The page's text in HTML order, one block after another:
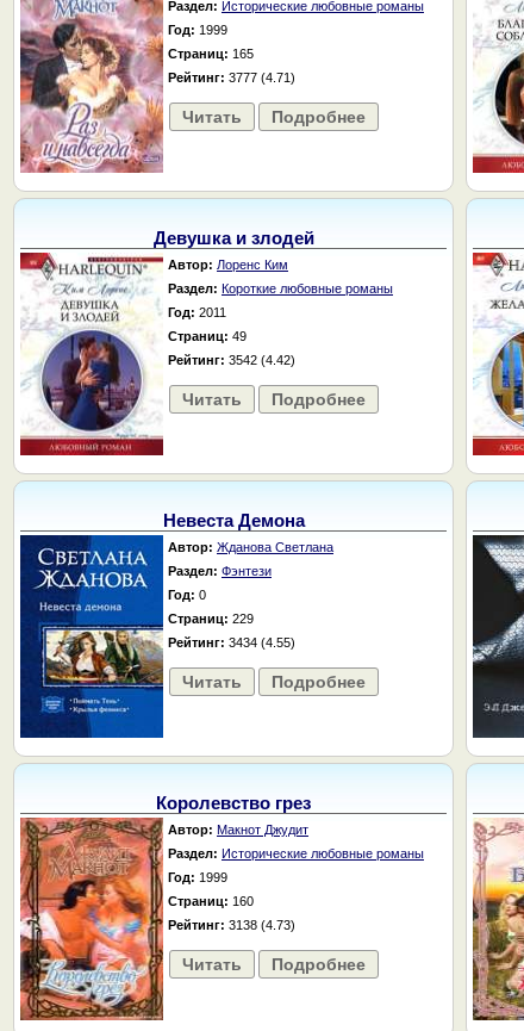
Раздел: Исторические любовные романы
Год: 1999
Страниц: 165
Рейтинг: 3777 (4.71)
Читать Подробнее
Девушка и злодей
Автор: Лоренс Ким
Раздел: Короткие любовные романы
Год: 2011
Страниц: 49
Рейтинг: 3542 (4.42)
Читать Подробнее
Невеста Демона
Автор: Жданова Светлана
Раздел: Фэнтези
Год: 0
Страниц: 229
Рейтинг: 3434 (4.55)
Читать Подробнее
Королевство грез
Автор: Макнот Джудит
Раздел: Исторические любовные романы
Год: 1999
Страниц: 160
Рейтинг: 3138 (4.73)
Читать Подробнее